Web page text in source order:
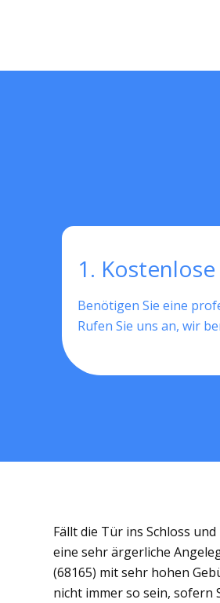
1.
Benötigen Sie eine
Rufen Sie uns an, wir
Fällt die Tür ins Schloss
eine sehr ärgerliche
(68165) mit sehr hohen
nicht immer so sein, sofern